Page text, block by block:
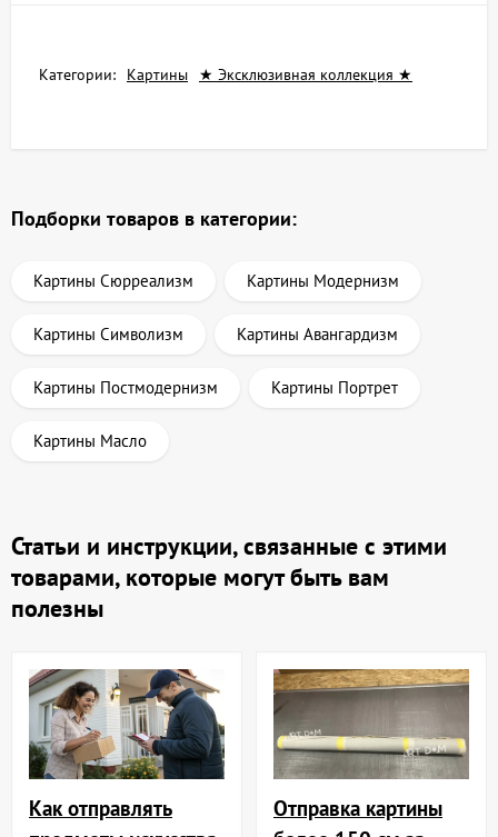
Категории: Картины ★ Эксклюзивная коллекция ★
Подборки товаров в категории:
Картины Сюрреализм Картины Модернизм
Картины Символизм Картины Авангардизм
Картины Постмодернизм Картины Портрет
Картины Масло
Статьи и инструкции, связанные с этими
товарами, которые могут быть вам
полезны
Как отправлять
Отправка картины